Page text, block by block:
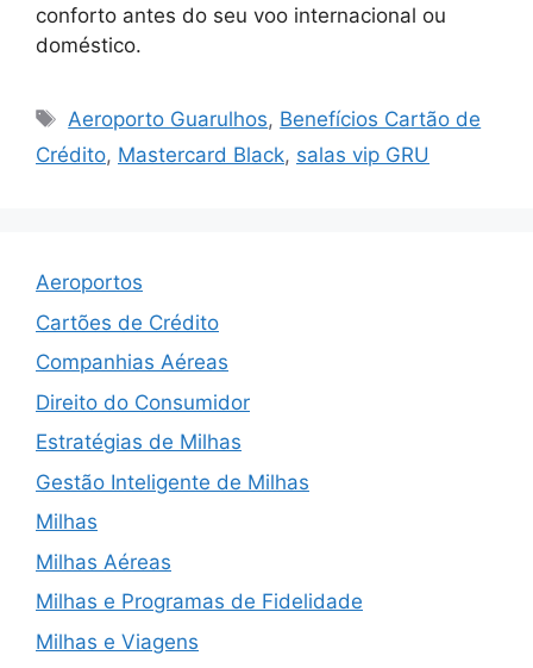
conforto antes do seu voo internacional ou
doméstico.
Tags
Aeroporto Guarulhos, Benefícios Cartão de
Crédito, Mastercard Black, salas vip GRU
Aeroportos
Cartões de Crédito
Companhias Aéreas
Direito do Consumidor
Estratégias de Milhas
Gestão Inteligente de Milhas
Milhas
Milhas Aéreas
Milhas e Programas de Fidelidade
Milhas e Viagens